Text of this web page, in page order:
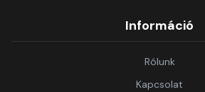
Információ
Rólunk
Kapcsolat